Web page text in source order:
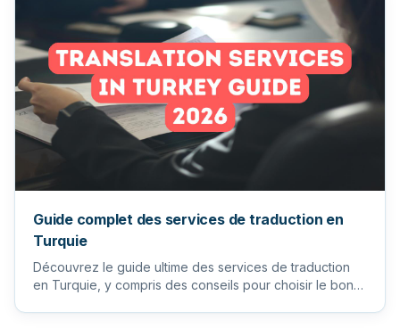
Guide complet des services de traduction en
Turquie
Découvrez le guide ultime des services de traduction
en Turquie, y compris des conseils pour choisir le bon